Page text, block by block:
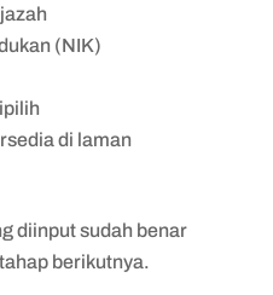
(NIK)
di laman
diinput sudah benar
berikutnya.